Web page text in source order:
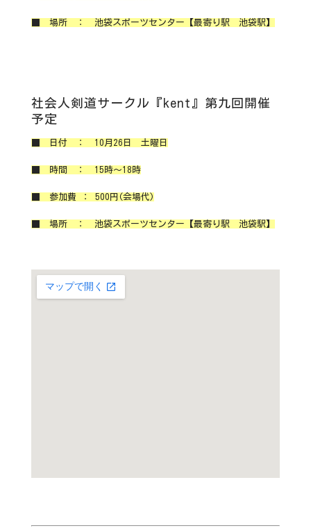
■ 場所 ： 池袋スポーツセンター【最寄り駅 池袋駅】
社会人剣道サークル『kent』第九回開催
予定
■ 日付 ： 10月26日 土曜日
■ 時間 ： 15時～18時
■ 参加費 ： 500円(会場代)
■ 場所 ： 池袋スポーツセンター【最寄り駅 池袋駅】